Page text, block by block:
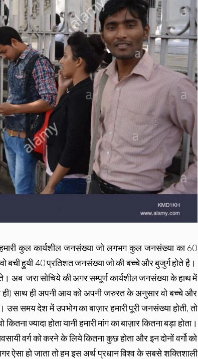
हमारी कुल कार्यशील जनसंख्या जो लगभग कुल जनसंख्या का 60
बची हुयी 40 प्रतिशत जनसंख्या जो की बच्चे और बुजुर्ग होते है।
अब जरा सोचिये की अगर सम्पूर्ण कार्यशील जनसंख्या के हाथ में
ही) साथ ही अपनी आय को अपनी जरुरत के अनुसार वो बच्चे और
समय देश में उपभोग का बाज़ार हमारी पूरी जनसंख्या होती, तो
ज्यादा होता यानी हमारी मांग का बाज़ार कितना बड़ा होता।
वर्ग को करने के लिये कितना कुछ होता और इन दोनों वर्गो को
ऐसा हो जाता तो हम इस अर्थ प्रधान विश्व के सबसे शक्तिशाली